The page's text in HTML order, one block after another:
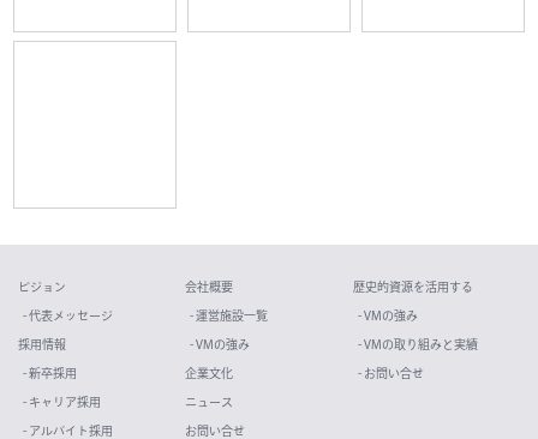
ビジョン
- 代表メッセージ
採用情報
- 新卒採用
- キャリア採用
- アルバイト採用
会社概要
- 運営施設一覧
- VMの強み
企業文化
ニュース
お問い合せ
歴史的資源を活用する
- VMの強み
- VMの取り組みと実績
- お問い合せ